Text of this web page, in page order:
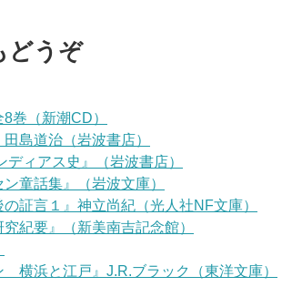
どうぞ
巻（新潮CD）
島道治（岩波書店）
ディアス史』（岩波書店）
童話集』（岩波文庫）
証言１』神立尚紀（光人社NF文庫）
究紀要』（新美南吉記念館）
横浜と江戸』J.R.ブラック（東洋文庫）